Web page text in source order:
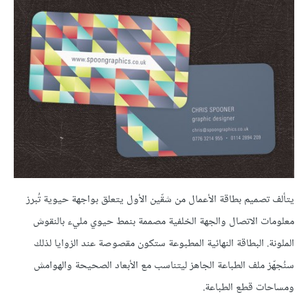
يتألف تصميم بطاقة الأعمال من شقّين الأول يتعلق بواجهة حيوية تُبرز
معلومات الاتصال والجهة الخلفية مصممة بنمط حيوي مليء بالنقوش
الملونة. البطاقة النهائية المطبوعة ستكون مقصوصة عند الزوايا لذلك
سنُجهّز ملف الطباعة الجاهز ليتناسب مع الأبعاد الصحيحة والهوامش
ومساحات قطع الطباعة.